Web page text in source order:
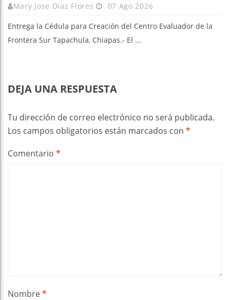
Mary Jose Díaz Flores 07 Ago 2026
Entrega la Cédula para Creación del Centro Evaluador de la
Frontera Sur Tapachula, Chiapas.- El ...
DEJA UNA RESPUESTA
Tu dirección de correo electrónico no será publicada.
Los campos obligatorios están marcados con *
Comentario *
Nombre*